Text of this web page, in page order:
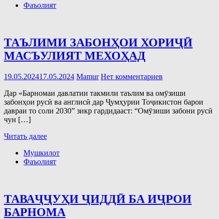
Фаъолият
ТАЪЛИМИ ЗАБОНҲОИ ХОРИҶӢ
МАСЪУЛИЯТ МЕХОҲАД
19.05.202417.05.2024 Mamur Нет комментариев
Дар «Барномаи давлатии такмили таълим ва омӯзиши
забонҳои русӣ ва англисӣ дар Ҷумҳурии Тоҷикистон барои
давраи то соли 2030” зикр гардидааст: “Омӯзиши забони русӣ
чун […]
Читать далее
Мушкилот
Фаъолият
ТАВАҶҶУҲИ ҶИДДӢ БА ИҶРОИ
БАРНОМА